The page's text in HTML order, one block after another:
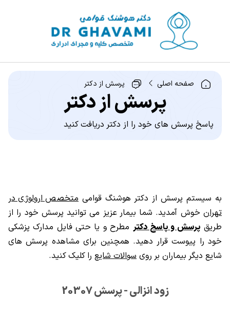
صفحه اصلی پرسش از دکتر
پرسش از دکتر
پاسخ پرسش های خود را از دکتر دریافت کنید
به سیستم پرسش از دکتر هوشنگ قوامی متخصص ارولوژی در
تهران خوش آمدید. شما بیمار عزیز می توانید پرسش خود را از
طریق پرسش و پاسخ دکتر مطرح و یا حتی فایل مدارک پزشکی
خود را پیوست قرار دهید. همچنین برای مشاهده پرسش های
شایع دیگر بیماران بر روی سوالات شایع را کلیک کنید.
زود انزالی - پرسش 20307